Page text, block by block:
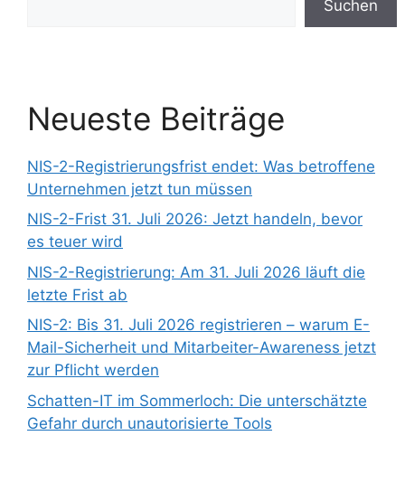
Suchen
Neueste Beiträge
NIS-2-Registrierungsfrist endet: Was betroffene
Unternehmen jetzt tun müssen
NIS-2-Frist 31. Juli 2026: Jetzt handeln, bevor
es teuer wird
NIS-2-Registrierung: Am 31. Juli 2026 läuft die
letzte Frist ab
NIS-2: Bis 31. Juli 2026 registrieren – warum E-
Mail-Sicherheit und Mitarbeiter-Awareness jetzt
zur Pflicht werden
Schatten-IT im Sommerloch: Die unterschätzte
Gefahr durch unautorisierte Tools